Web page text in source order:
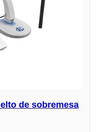
de sobremesa